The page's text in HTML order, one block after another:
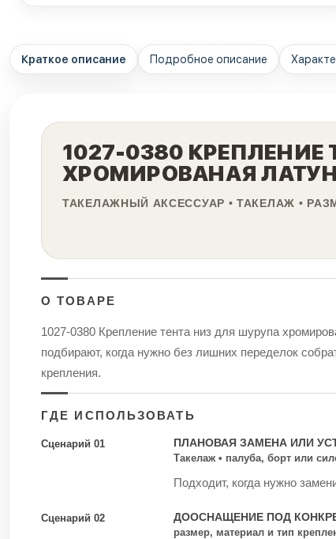
Краткое описание Подробное описание
1027-0380
ХРОМИРОВАНАЯ
ТАКЕЛАЖНЫЙ АКСЕССУАР • ТАКЕЛАЖ •
О ТОВАРЕ
1027-0380 Крепление тента низ для шурупа
подбирают, когда нужно без лишних переделок
крепления.
ГДЕ ИСПОЛЬЗОВАТЬ
Сценарий 01 ПЛАНОВАЯ ЗАМЕНА ИЛИ
Такелаж • палуба, борт или
Подходит, когда нужно
Сценарий 02 ДООСНАЩЕНИЕ ПОД
размер, материал и тип